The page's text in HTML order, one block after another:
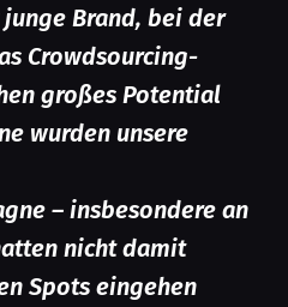
junge Brand, bei der
Crowdsourcing-
großes Potential
wurden unsere
– insbesondere an
nicht damit
Spots eingehen